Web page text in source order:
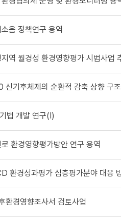
음 정책연구 용역
역 월경성 환경영향평가 시범사업
기후체제의 순환적 감축 상향 구
법 개발 연구(I)
환경영향평가방안 연구 용역
환경성과평가 심층평가분야 대응
환경영향조사서 검토사업